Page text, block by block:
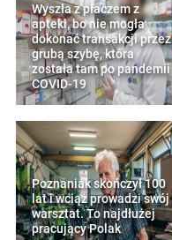
Wyszła z płaczem z
apteki, bo nie mogła
dokonać transakcji przez
grubą szybę, która
została tam po pandemii
COVID-19
Poznaniak skończył 100
lat i wciąż prowadzi swój
warsztat. To najdłużej
pracujący Polak